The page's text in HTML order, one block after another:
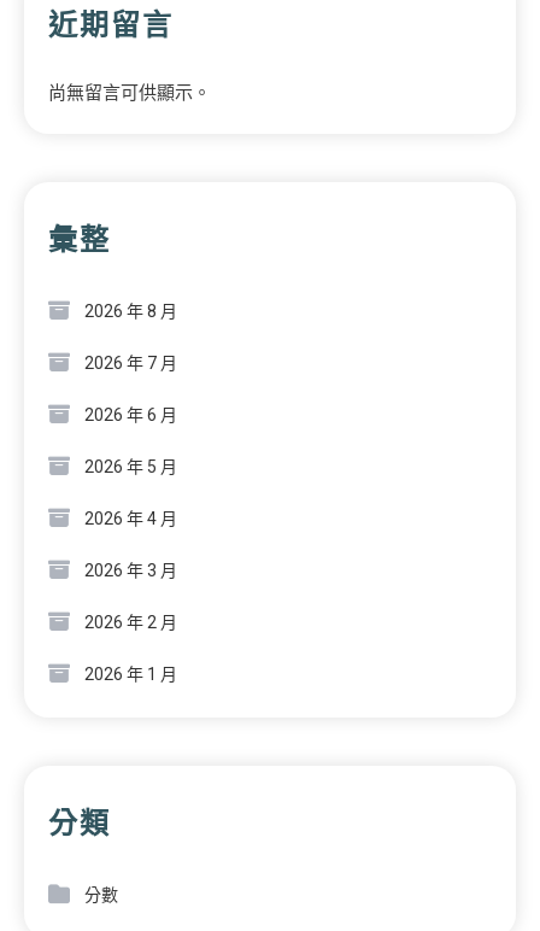
近期留言
尚無留言可供顯示。
彙整
2026 年 8 月
2026 年 7 月
2026 年 6 月
2026 年 5 月
2026 年 4 月
2026 年 3 月
2026 年 2 月
2026 年 1 月
分類
分數